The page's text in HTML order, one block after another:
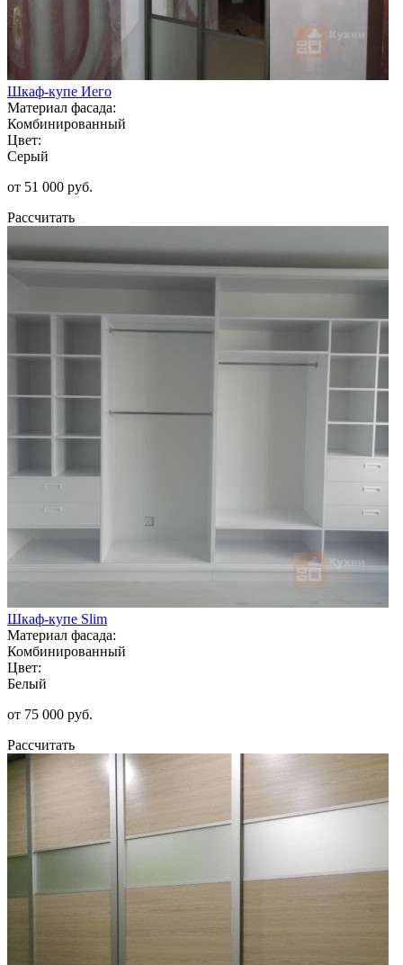
Шкаф-купе Иего
Материал фасада:
Комбинированный
Цвет:
Серый
от 51 000 руб.
Рассчитать
Шкаф-купе Slim
Материал фасада:
Комбинированный
Цвет:
Белый
от 75 000 руб.
Рассчитать